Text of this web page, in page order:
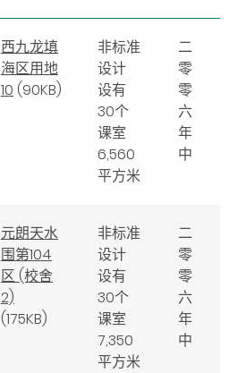
西九龙填
海区用地
10 (90KB)
非标准
设计
设有
30个
课室
6,560
平方米
二
零
零
六
年
中
元朗天水
围第104
区 (校舍
2)
(175KB)
非标准
设计
设有
30个
课室
7,350
平方米
二
零
零
六
年
中